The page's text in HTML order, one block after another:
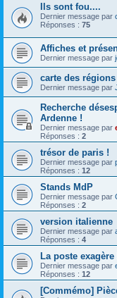
Ils sont fou....
Dernier message par
Réponses : 75
Affiches et
Dernier message par
carte des régions
Dernier message par
Recherche
Ardenne !
Dernier message par
Réponses : 2
trésor de paris !
Dernier message par
Réponses : 12
Stands MdP
Dernier message par
Réponses : 2
version italienne
Dernier message par
Réponses : 4
La poste
Dernier message par
Réponses : 12
[Commémo]